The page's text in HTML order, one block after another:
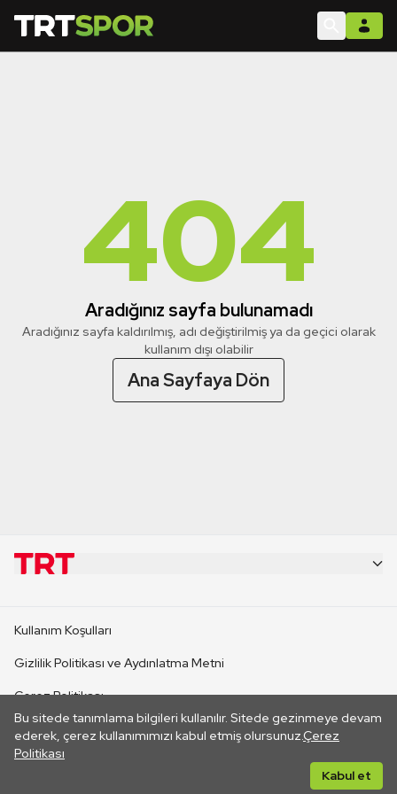
404
Aradığınız sayfa bulunamadı
Aradığınız sayfa kaldırılmış, adı değiştirilmiş ya da geçici olarak
kullanım dışı olabilir
Ana Sayfaya Dön
Bu sitede tanımlama bilgileri kullanılır. Sitede gezinmeye devam
ederek, çerez kullanımımızı kabul etmiş olursunuz.Çerez
Politikası
Kabul et
CANLI YAYINLAR
Kullanım Koşulları
Gizlilik Politikası ve Aydınlatma Metni
Çerez Politikası
İletişim
Her hakkı saklıdır. ©2026 TRT. Bağlantı yoluyla gidilen dış